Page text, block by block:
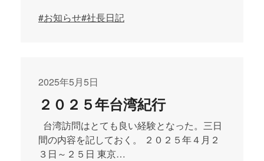
#お知らせ#社長日記
2025年5月5日
２０２５年台湾紀行
台湾訪問はとても良い経験となった。三日
間の内容を記しておく。 ２０２５年４月２
３日～２５日 東京…